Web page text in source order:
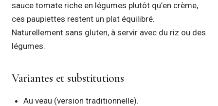
sauce tomate riche en légumes plutôt qu’en crème,
ces paupiettes restent un plat équilibré.
Naturellement sans gluten, à servir avec du riz ou des
légumes.
Variantes et substitutions
Au veau (version traditionnelle).